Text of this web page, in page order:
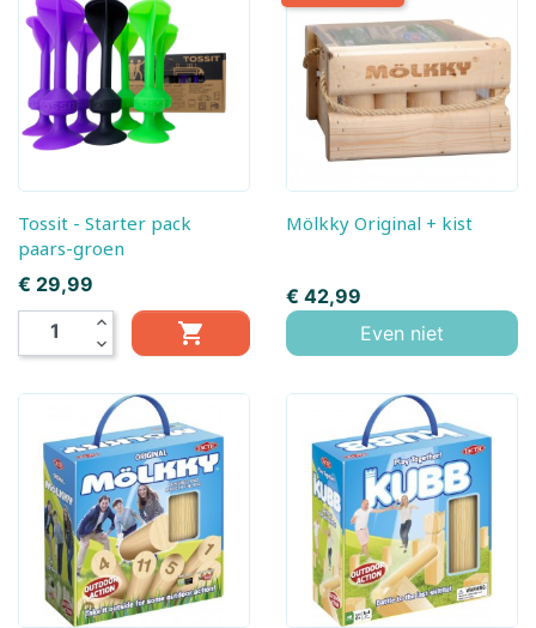
Tossit - Starter pack
paars-groen
Prijs
€ 29,99
expand_less
expand_more

Mölkky Original + kist
Prijs
€ 42,99
Even niet